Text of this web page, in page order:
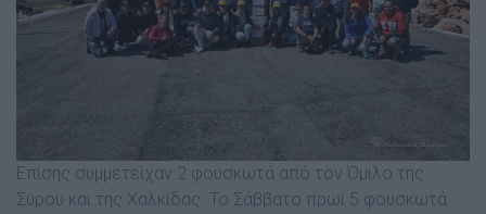
Επίσης συμμετείχαν 2 φουσκωτά από τον Όμιλο της
Σύρου και της Χαλκίδας. Το Σάββατο πρωί 5 φουσκωτά